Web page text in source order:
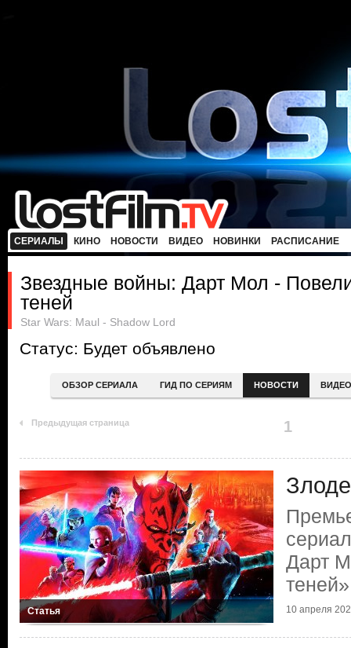
СЕРИАЛЫ КИНО НОВОСТИ ВИДЕО НОВИНКИ РАСПИСАНИЕ
Звездные войны: Дарт Мол -
теней
Star Wars: Maul - Shadow Lord
Статус: Будет объявлено
ОБЗОР СЕРИАЛА ГИД ПО СЕРИЯМ НОВОСТИ ВИДЕО
Предыдущая страница 1
Статья
Дарт
теней»
10 апреля